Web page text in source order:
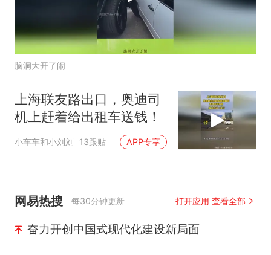
脑洞大开了闹
上海联友路出口，奥迪司
机上赶着给出租车送钱！
小车车和小刘刘 13跟贴 APP专享
网易热搜 每30分钟更新 打开应用 查看全部
奋力开创中国式现代化建设新局面